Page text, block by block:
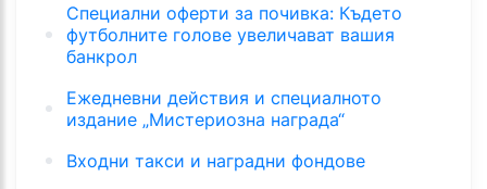
Специални оферти за почивка: Където
футболните голове увеличават вашия
банкрол
Ежедневни действия и специалното
издание „Мистериозна награда“
Входни такси и наградни фондове